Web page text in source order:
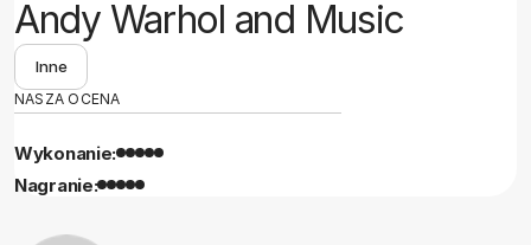
Andy Warhol and Music
Inne
NASZA OCENA
Wykonanie:
Nagranie: